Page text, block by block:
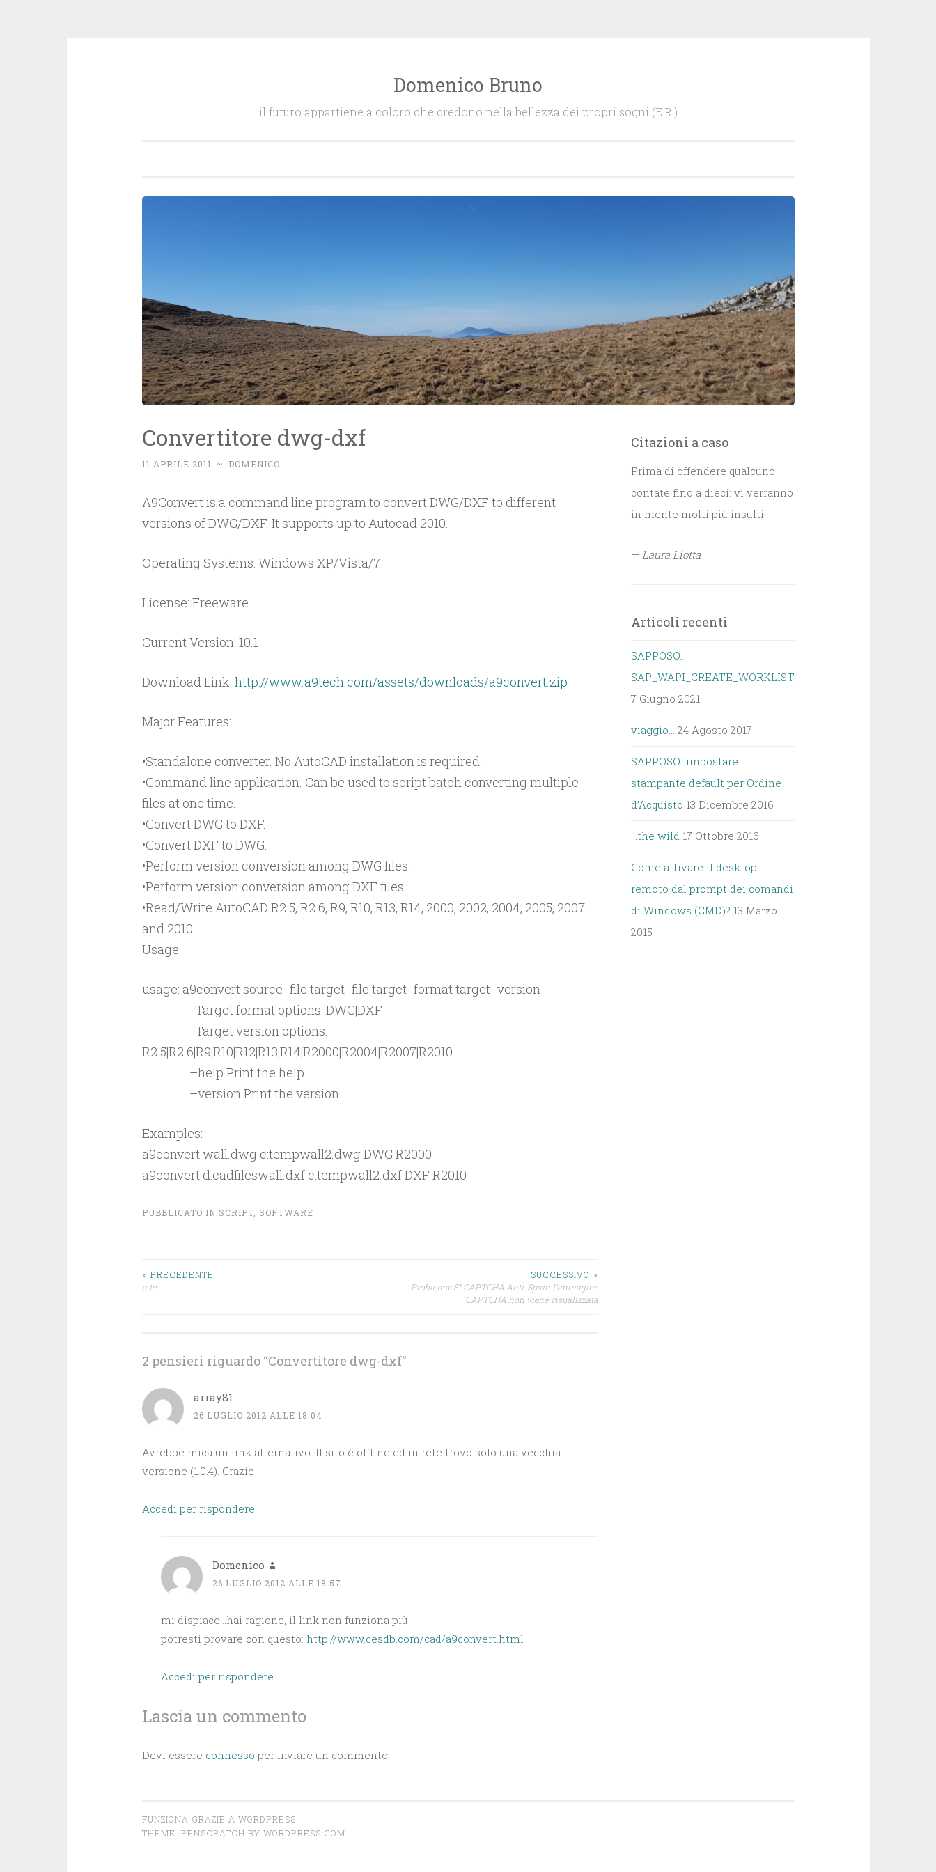
Domenico Bruno
il futuro appartiene a coloro che credono nella bellezza dei propri sogni (E.R.)
Convertitore dwg-dxf
11 APRILE 2011 ~ DOMENICO
A9Convert is a command line program to convert DWG/DXF to different
versions of DWG/DXF. It supports up to Autocad 2010.
Operating Systems: Windows XP/Vista/7
License: Freeware
Current Version: 10.1
Download Link: http://www.a9tech.com/assets/downloads/a9convert.zip
Major Features:
•Standalone converter. No AutoCAD installation is required.
•Command line application. Can be used to script batch converting multiple
files at one time.
•Convert DWG to DXF.
•Convert DXF to DWG.
•Perform version conversion among DWG files.
•Perform version conversion among DXF files.
•Read/Write AutoCAD R2.5, R2.6, R9, R10, R13, R14, 2000, 2002, 2004, 2005, 2007
and 2010.
Usage:
usage: a9convert source_file target_file target_format target_version
Target format options: DWG|DXF
Target version options:
R2.5|R2.6|R9|R10|R12|R13|R14|R2000|R2004|R2007|R2010
–help Print the help.
–version Print the version.
Examples:
a9convert wall.dwg c:tempwall2.dwg DWG R2000
a9convert d:cadfileswall.dxf c:tempwall2.dxf DXF R2010
PUBBLICATO IN SCRIPT, SOFTWARE
Navigazione
< PRECEDENTE
a te…
SUCCESSIVO >
Problema: SI CAPTCHA Anti-Spam l’immagine
CAPTCHA non viene visualizzata
2 pensieri riguardo “Convertitore dwg-dxf”
array81
26 LUGLIO 2012 ALLE 18:04
Avrebbe mica un link alternativo. Il sito è offline ed in rete trovo solo una vecchia
versione (1.0.4). Grazie
Accedi per rispondere
Domenico
26 LUGLIO 2012 ALLE 18:57
mi dispiace…hai ragione, il link non funziona più!
potresti provare con questo: http://www.cesdb.com/cad/a9convert.html
Accedi per rispondere
Lascia un commento
Devi essere connesso per inviare un commento.
Citazioni a caso
Prima di offendere qualcuno
contate fino a dieci: vi verranno
in mente molti più insulti.
—Laura Liotta
Articoli recenti
SAPPOSO…
SAP_WAPI_CREATE_WORKLIST
7 Giugno 2021
viaggio… 24 Agosto 2017
SAPPOSO…impostare
stampante default per Ordine
d’Acquisto 13 Dicembre 2016
…the wild 17 Ottobre 2016
Come attivare il desktop
remoto dal prompt dei comandi
di Windows (CMD)? 13 Marzo
2015
FUNZIONA GRAZIE A WORDPRESS
THEME: PENSCRATCH BY WORDPRESS.COM